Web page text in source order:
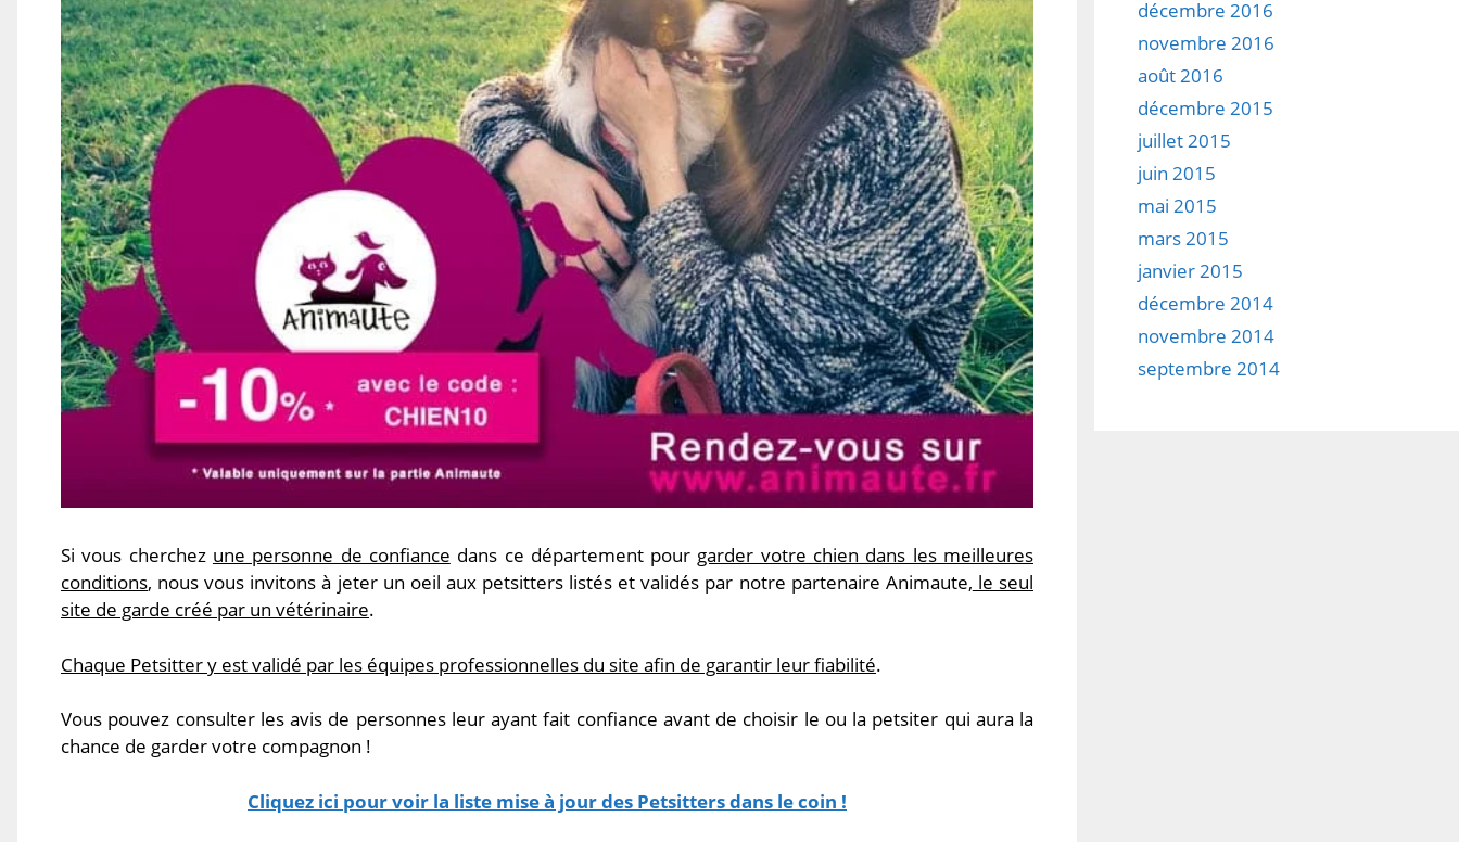
Si vous cherchez une personne de confiance dans ce département pour garder votre chien dans les meilleures
conditions, nous vous invitons à jeter un oeil aux petsitters listés et validés par notre partenaire Animaute, le seul
site de garde créé par un vétérinaire.
Chaque Petsitter y est validé par les équipes professionnelles du site afin de garantir leur fiabilité.
Vous pouvez consulter les avis de personnes leur ayant fait confiance avant de choisir le ou la petsiter qui aura la
chance de garder votre compagnon !
Cliquez ici pour voir la liste mise à jour des Petsitters dans le coin !
décembre 2016
novembre 2016
août 2016
décembre 2015
juillet 2015
juin 2015
mai 2015
mars 2015
janvier 2015
décembre 2014
novembre 2014
septembre 2014